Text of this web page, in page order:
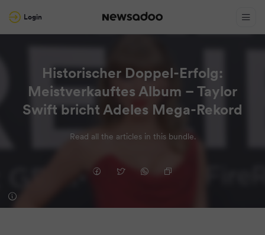
Login
Historischer Doppel-Erfolg:
Meistverkauftes Album – Taylor
Swift bricht Adeles Mega-Rekord
Read all the articles in this bundle.